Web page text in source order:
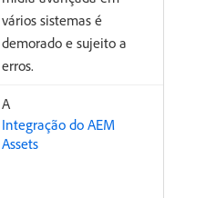
vários sistemas é
demorado e sujeito a
erros.
A
Integração do AEM
Assets